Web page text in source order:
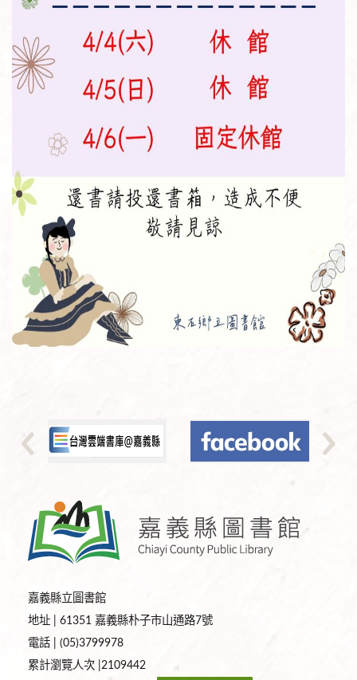
嘉義縣立圖書館
地址 | 61351 嘉義縣朴子市山通路7號
電話 | (05)3799978
累計瀏覽人次 |2109442